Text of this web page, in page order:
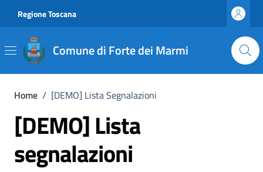
Regione Toscana
Comune di Forte dei Marmi
Home / [DEMO] Lista Segnalazioni
[DEMO] Lista
segnalazioni